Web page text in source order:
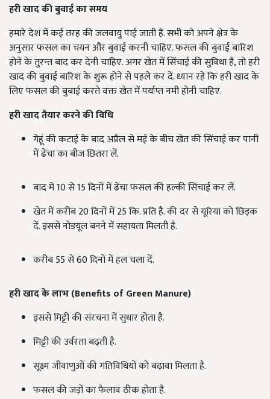
हरी खाद की बुवाई का समय
हमारे देश में कई तरह की जलवायु पाई जाती हैं. सभी को अपने क्षेत्र के
अनुसार फसल का चयन और बुवाई करनी चाहिए. फसल की बुवाई बारिश
होने के तुरन्त बाद कर देनी चाहिए. अगर खेत में सिंचाई की सुविधा है, तो हरी
खाद की बुवाई बारिश के शुरू होने से पहले कर दें. ध्यान रहे कि हरी खाद के
लिए फसल की बुबाई करते वक्त खेत में पर्याप्त नमी होनी चाहिए.
हरी खाद तैयार करने की विधि
गेहूं की कटाई के बाद अप्रैल से मई के बीच खेत की सिंचाई कर पानी
में ढेंचा का बीज छितरा लें.
बाद में 10 से 15 दिनों में ढेंचा फसल की हल्की सिंचाई कर लें.
खेत में करीब 20 दिनों में 25 कि. प्रति है. की दर से यूरिया को छिड़क
दें. इससे नोडयूल बनने में सहायता मिलती है.
करीब 55 से 60 दिनों में हल चला दें.
हरी खाद के लाभ (Benefits of Green Manure)
इससे मिट्टी की संरचना में सुधार होता है.
मिट्टी की उर्वरता बढ़ती है.
सूक्ष्म जीवाणुओं की गतिविधियों को बढ़ावा मिलता है.
फसल की जड़ों का फैलाव ठीक होता है.